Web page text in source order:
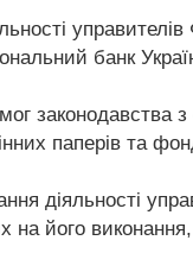
банк
законодавства з
паперів та
діяльності
на його